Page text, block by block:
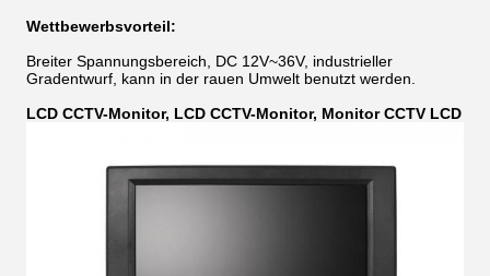
Wettbewerbsvorteil:
Breiter Spannungsbereich, DC 12V~36V, industrieller
Gradentwurf, kann in der rauen Umwelt benutzt werden.
LCD CCTV-Monitor, LCD CCTV-Monitor, Monitor CCTV LCD